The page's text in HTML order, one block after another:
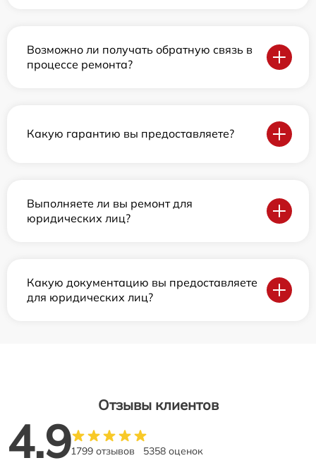
Возможно ли получать обратную связь в
процессе ремонта?
Какую гарантию вы предоставляете?
Выполняете ли вы ремонт для
юридических лиц?
Какую документацию вы предоставляете
для юридических лиц?
Отзывы клиентов
4.91799 отзывов 5358 оценок